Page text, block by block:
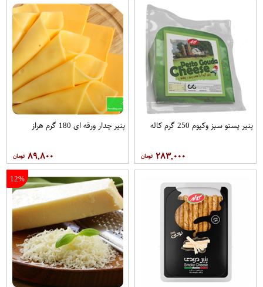
پنیر پستو سبز وکیوم 250 گرم کاله
۲۸۳,۰۰۰
پنیر چدار ورقه ای 180 گرم هراز
۸۹,۸۰۰
12%